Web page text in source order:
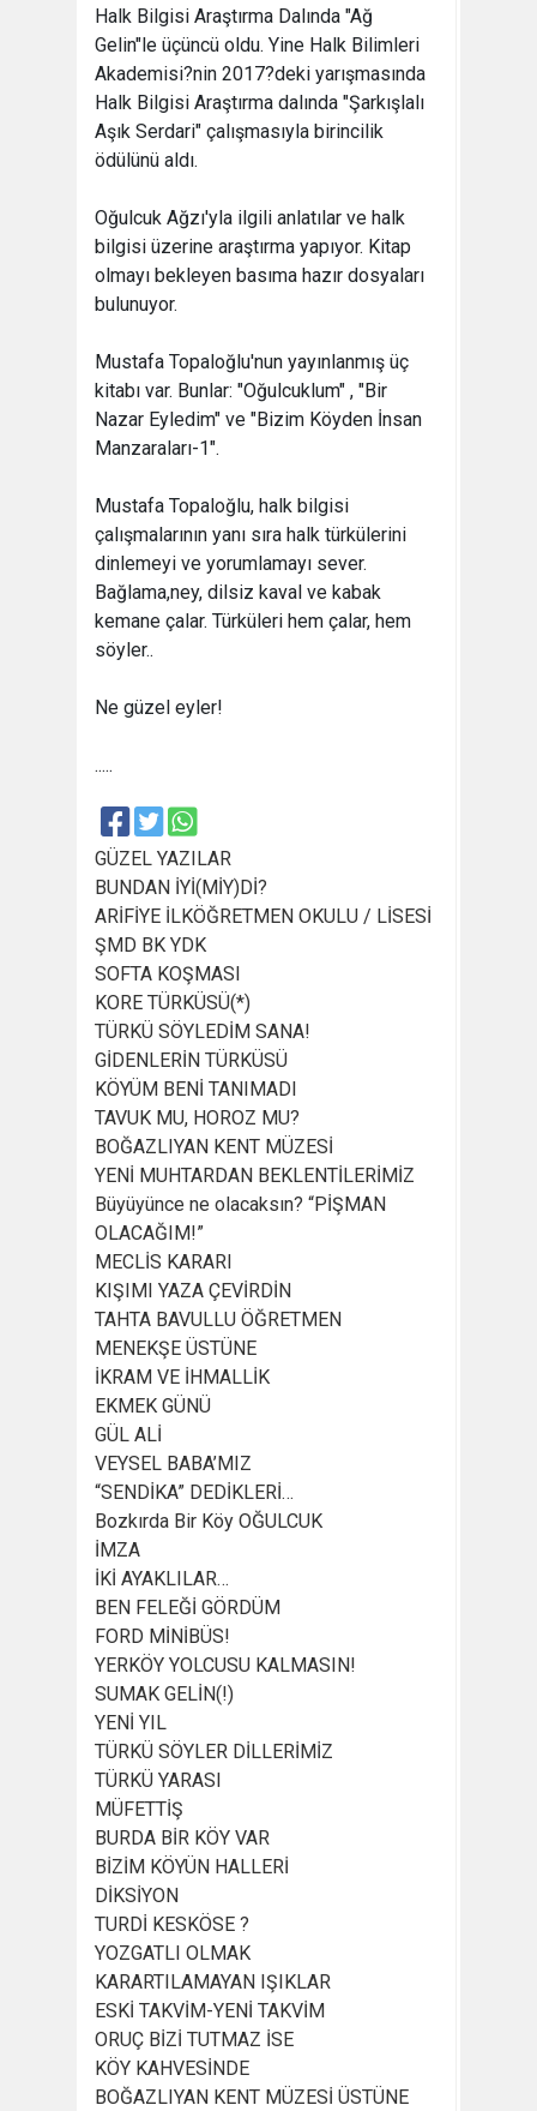
Halk Bilgisi Araştırma Dalında "Ağ
Gelin"le üçüncü oldu. Yine Halk Bilimleri
Akademisi?nin 2017?deki yarışmasında
Halk Bilgisi Araştırma dalında "Şarkışlalı
Aşık Serdari" çalışmasıyla birincilik
ödülünü aldı.
Oğulcuk Ağzı'yla ilgili anlatılar ve halk
bilgisi üzerine araştırma yapıyor. Kitap
olmayı bekleyen basıma hazır dosyaları
bulunuyor.
Mustafa Topaloğlu'nun yayınlanmış üç
kitabı var. Bunlar: "Oğulcuklum" , "Bir
Nazar Eyledim" ve "Bizim Köyden İnsan
Manzaraları-1".
Mustafa Topaloğlu, halk bilgisi
çalışmalarının yanı sıra halk türkülerini
dinlemeyi ve yorumlamayı sever.
Bağlama,ney, dilsiz kaval ve kabak
kemane çalar. Türküleri hem çalar, hem
söyler..
Ne güzel eyler!
.....
GÜZEL YAZILAR
BUNDAN İYİ(MİY)Dİ?
ARİFİYE İLKÖĞRETMEN OKULU / LİSESİ
ŞMD BK YDK
SOFTA KOŞMASI
KORE TÜRKÜSÜ(*)
TÜRKÜ SÖYLEDİM SANA!
GİDENLERİN TÜRKÜSÜ
KÖYÜM BENİ TANIMADI
TAVUK MU, HOROZ MU?
BOĞAZLIYAN KENT MÜZESİ
YENİ MUHTARDAN BEKLENTİLERİMİZ
Büyüyünce ne olacaksın? “PİŞMAN
OLACAĞIM!”
MECLİS KARARI
KIŞIMI YAZA ÇEVİRDİN
TAHTA BAVULLU ÖĞRETMEN
MENEKŞE ÜSTÜNE
İKRAM VE İHMALLİK
EKMEK GÜNÜ
GÜL ALİ
VEYSEL BABA’MIZ
“SENDİKA” DEDİKLERİ…
Bozkırda Bir Köy OĞULCUK
İMZA
İKİ AYAKLILAR…
BEN FELEĞİ GÖRDÜM
FORD MİNİBÜS!
YERKÖY YOLCUSU KALMASIN!
SUMAK GELİN(!)
YENİ YIL
TÜRKÜ SÖYLER DİLLERİMİZ
TÜRKÜ YARASI
MÜFETTİŞ
BURDA BİR KÖY VAR
BİZİM KÖYÜN HALLERİ
DİKSİYON
TURDİ KESKÖSE ?
YOZGATLI OLMAK
KARARTILAMAYAN IŞIKLAR
ESKİ TAKVİM-YENİ TAKVİM
ORUÇ BİZİ TUTMAZ İSE
KÖY KAHVESİNDE
BOĞAZLIYAN KENT MÜZESİ ÜSTÜNE